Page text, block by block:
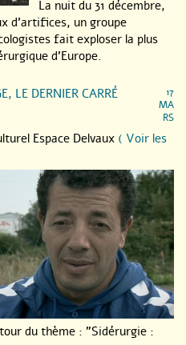
La nuit du 31 décembre,
d’artifices, un groupe
fait exploser la plus
d’Europe.
LE DERNIER CARRÉ
17
MA
RS
Espace Delvaux ( Voir les
du thème : "Sidérurgie :